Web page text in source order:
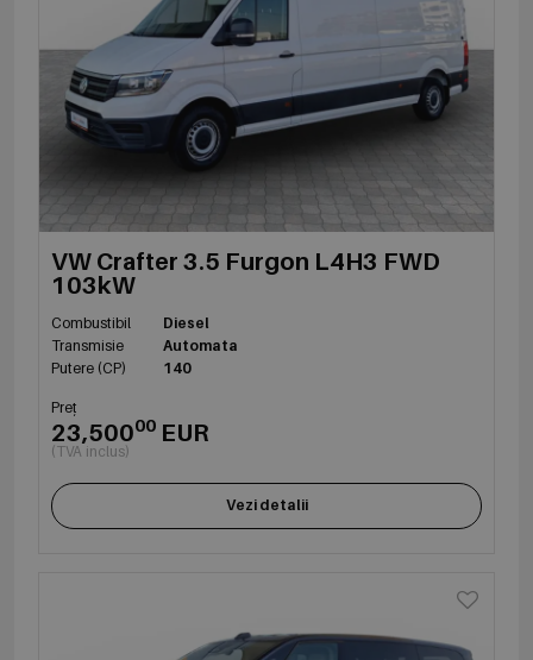
VW Crafter 3.5 Furgon L4H3 FWD
103kW
Combustibil
Diesel
Transmisie
Automata
Putere (CP)
140
Preț
23,50000 EUR
(TVA inclus)
Vezi detalii